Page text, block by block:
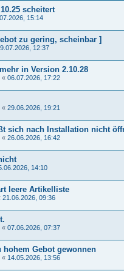
scheitert
15:14
zu gering, scheinbar ]
12:37
in Version 2.10.28
« 06.07.2026, 17:22
« 29.06.2026, 19:21
sich nach Installation nicht
« 26.06.2026, 16:42
14:10
leere Artikelliste
21.06.2026, 09:36
« 07.06.2026, 07:37
Gebot gewonnen
« 14.05.2026, 13:56